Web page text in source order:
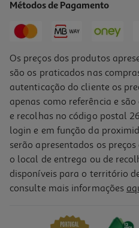
Ipad Mini 7 Apple Wi-Fi 256gb
Métodos de Pagamento
Os preços dos produtos
são os praticados nas
autenticação do cliente os
apenas como referência e
e recolhas no código postal
login e em função da
serão apresentados os
o local de entrega ou de
disponíveis para o território
consulte mais informações